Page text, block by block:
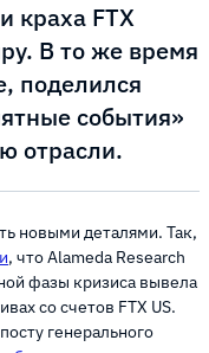
краха FTX
В то же время
поделился
события»
отрасли.
новыми деталями. Так,
, что Alameda Research
фазы кризиса вывела
со счетов FTX US.
генерального